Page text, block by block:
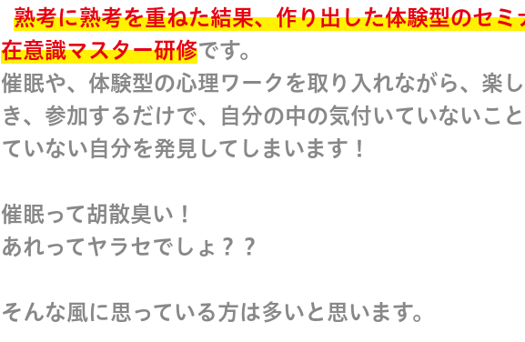
熟考に熟考を重ねた結果、作り出した体験型のセミ
在意識マスター研修です。
催眠や、体験型の心理ワークを取り入れながら、楽
き、参加するだけで、自分の中の気付いていないこ
ていない自分を発見してしまいます！
催眠って胡散臭い！
あれってヤラセでしょ？？
そんな風に思っている方は多いと思います。